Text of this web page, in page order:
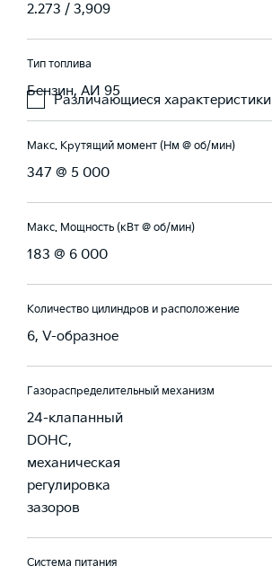
Различающиеся характеристики
2.273 / 3,909
Тип топлива
Бензин, АИ 95
Макс. Крутящий момент (Нм @ об/мин)
347 @ 5 000
Макс. Мощность (кВт @ об/мин)
183 @ 6 000
Количество цилиндров и расположение
6, V-образное
Газораспределительный механизм
24-клапанный
DOHC,
механическая
регулировка
зазоров
Система питания